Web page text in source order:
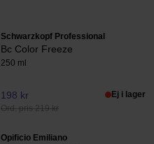
Schwarzkopf Professional
Bc Color Freeze
250 ml
198 kr
Ord. pris 219 kr
Ej i lager
Opificio Emiliano